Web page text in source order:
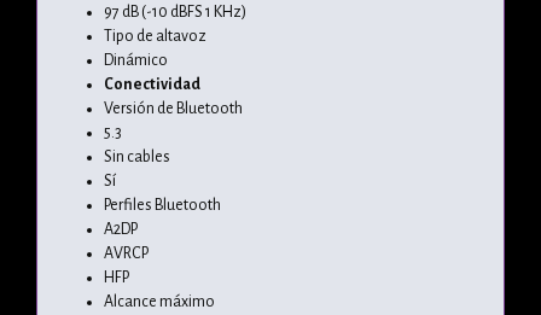
97 dB (-10 dBFS 1 KHz)
Tipo de altavoz
Dinámico
Conectividad
Versión de Bluetooth
5.3
Sin cables
Sí
Perfiles Bluetooth
A2DP
AVRCP
HFP
Alcance máximo